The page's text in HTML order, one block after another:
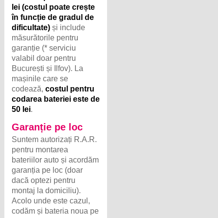
lei (costul poate crește
în funcție de gradul de
dificultate) și include
măsurătorile pentru
garanție (* serviciu
valabil doar pentru
București și Ilfov). La
mașinile care se
codează,costul pentru
codarea bateriei este de
50 lei.
Garanție pe loc
Suntem autorizați R.A.R.
pentru montarea
bateriilor auto și acordăm
garanția pe loc (doar
dacă optezi pentru
montaj la domiciliu).
Acolo unde este cazul,
codăm și bateria noua pe